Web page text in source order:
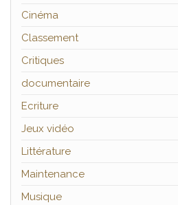
Cinéma
Classement
Critiques
documentaire
Ecriture
Jeux vidéo
Littérature
Maintenance
Musique